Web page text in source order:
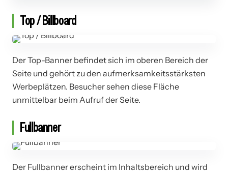
Top / Billboard
Der Top-Banner befindet sich im oberen Bereich der
Seite und gehört zu den aufmerksamkeitsstärksten
Werbeplätzen. Besucher sehen diese Fläche
unmittelbar beim Aufruf der Seite.
Fullbanner
Der Fullbanner erscheint im Inhaltsbereich und wird